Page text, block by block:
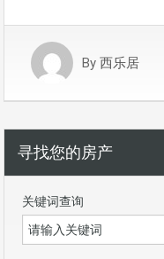
By 西乐居
寻找您的房产
关键词查询